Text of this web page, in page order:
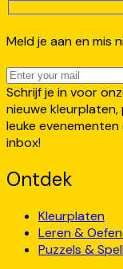
Meld je aan en mis
Schrijf je in voor
nieuwe
leuke
inbox!
Ontdek
Kleurplaten
Leren &
Puzzels &